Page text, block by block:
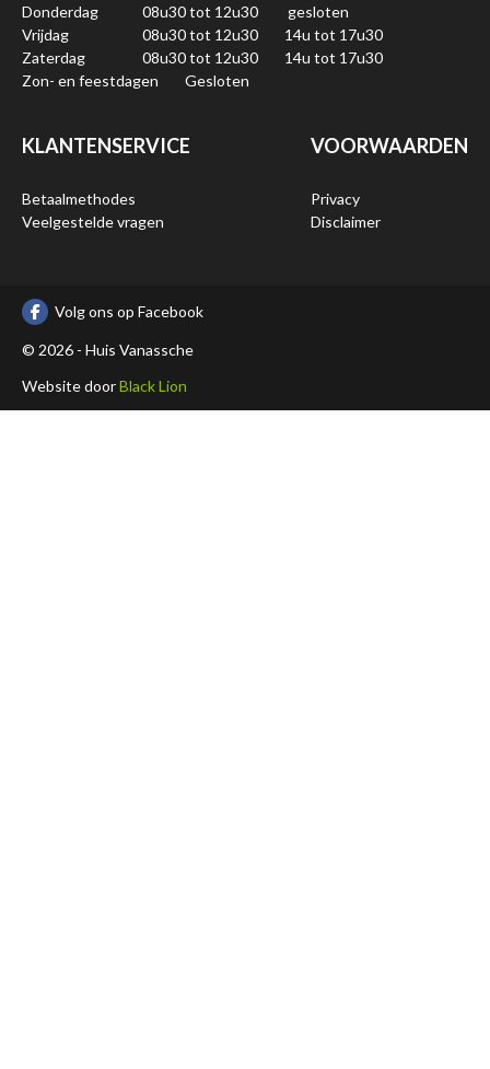
Donderdag
08u30 tot 12u30
gesloten
Vrijdag
08u30 tot 12u30
14u tot 17u30
Zaterdag
08u30 tot 12u30
14u tot 17u30
Zon- en feestdagen
Gesloten
KLANTENSERVICE
Betaalmethodes
Veelgestelde vragen
VOORWAARDEN
Privacy
Disclaimer
Volg ons op Facebook
© 2026 - Huis Vanassche
Website doorBlack Lion